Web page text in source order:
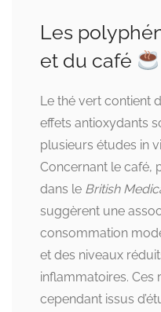
Les
et du café
Le thé vert contient
effets antioxydants
plusieurs études in
Concernant le café,
dans le British
suggèrent une
consommation
et des niveaux
inflammatoires. Ces
cependant issus